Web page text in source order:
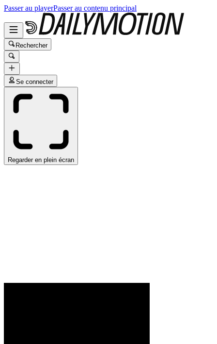
Passer au playerPasser au contenu principal
Rechercher
Se connecter
Regarder en plein écran